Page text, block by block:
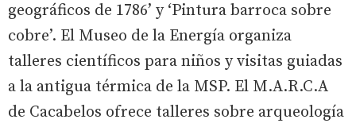
geográficos de 1786’ y ‘Pintura barroca sobre
cobre’. El Museo de la Energía organiza
talleres científicos para niños y visitas guiadas
a la antigua térmica de la MSP. El M.A.R.C.A
de Cacabelos ofrece talleres sobre arqueología